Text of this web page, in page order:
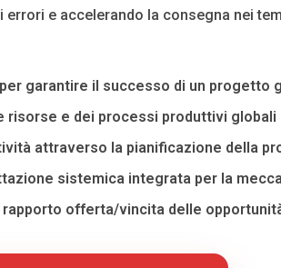
errori e accelerando la consegna nei
garantire il successo di un progetto
risorse e dei processi produttivi globali
attraverso la pianificazione della
sistemica integrata per la
offerta/vincita delle